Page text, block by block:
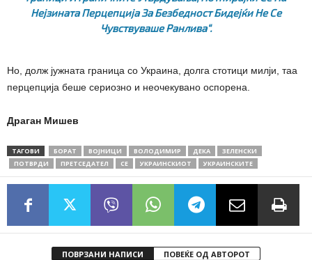
Нејзината Перцепција За Безбедност Бидејќи Не Се
Чувствуваше Ранлива“.
Но, долж јужната граница со Украина, долга стотици милји, таа
перцепција беше сериозно и неочекувано оспорена.
Драган Мишев
ТАГОВИ БОРАТ ВОЈНИЦИ ВОЛОДИМИР ДЕКА
ЗЕЛЕНСКИ
ПОТВРДИ
ПРЕТСЕДАТЕЛ СЕ УКРАИНСКИОТ УКРАИНСКИТЕ
ПОВРЗАНИ НАПИСИ ПОВЕЌЕ ОД АВТОРОТ